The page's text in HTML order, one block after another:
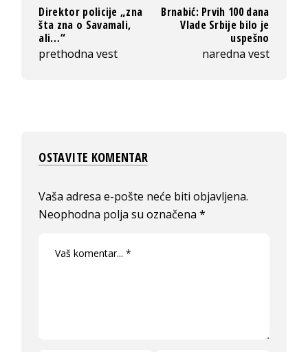
Direktor policije „zna
šta zna o Savamali,
ali…“
prethodna vest
Brnabić: Prvih 100 dana
Vlade Srbije bilo je
uspešno
naredna vest
OSTAVITE KOMENTAR
Vaša adresa e-pošte neće biti objavljena.
Neophodna polja su označena*